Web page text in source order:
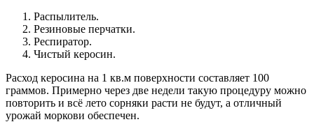
Распылитель.
Резиновые перчатки.
Респиратор.
Чистый керосин.
Расход керосина на 1 кв.м поверхности составляет 100
граммов. Примерно через две недели такую процедуру можно
повторить и всё лето сорняки расти не будут, а отличный
урожай моркови обеспечен.